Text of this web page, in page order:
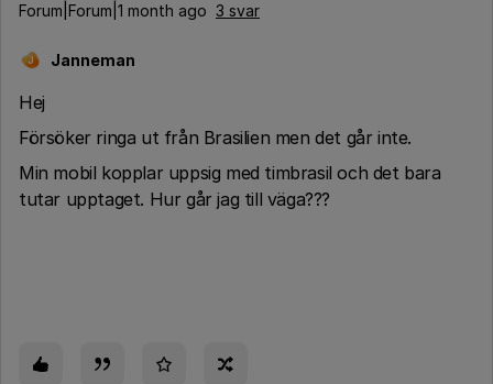
Forum|Forum|1 month ago 3 svar
J Janneman
Hej
Försöker ringa ut från Brasilien men det går inte.
Min mobil kopplar uppsig med timbrasil och det bara
tutar upptaget. Hur går jag till väga???